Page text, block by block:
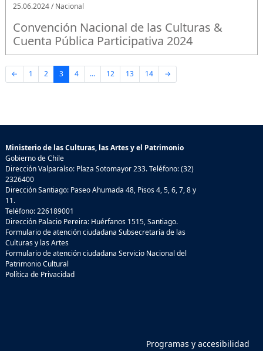
25.06.2024 / Nacional
Convención Nacional de las Culturas &
Cuenta Pública Participativa 2024
← 1 2 3 4 … 12 13 14 →
Ministerio de las Culturas, las Artes y el Patrimonio
Gobierno de Chile
Dirección Valparaíso: Plaza Sotomayor 233. Teléfono: (32)
2326400
Dirección Santiago: Paseo Ahumada 48, Pisos 4, 5, 6, 7, 8 y
11.
Teléfono: 226189001
Dirección Palacio Pereira: Huérfanos 1515, Santiago.
Formulario de atención ciudadana Subsecretaría de las
Culturas y las Artes
Formulario de atención ciudadana Servicio Nacional del
Patrimonio Cultural
Política de Privacidad
Programas y accesibilidad